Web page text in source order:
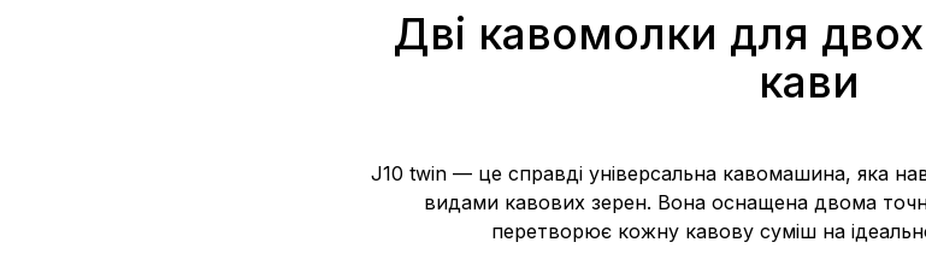
Дві кавомолки для двох
кави
J10 twin — це справді універсальна кавомашина, яка
видами кавових зерен. Вона оснащена двома
перетворює кожну кавову суміш на